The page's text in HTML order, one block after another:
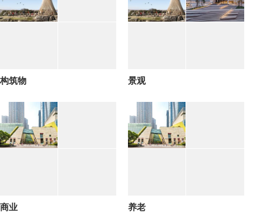
构筑物 景观
商业 养老